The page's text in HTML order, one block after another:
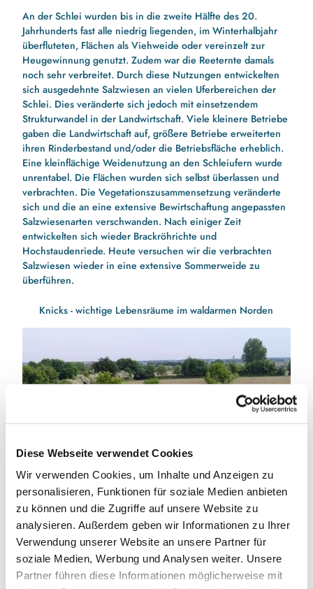
Diese Webseite verwendet Cookies
Wir verwenden Cookies, um Inhalte und Anzeigen zu
personalisieren, Funktionen für soziale Medien anbieten
zu können und die Zugriffe auf unsere Website zu
analysieren. Außerdem geben wir Informationen zu Ihrer
Verwendung unserer Website an unsere Partner für
soziale Medien, Werbung und Analysen weiter. Unsere
Partner führen diese Informationen möglicherweise mit
An der Schlei wurden bis in die zweite Hälfte des 20.
Jahrhunderts fast alle niedrig liegenden, im Winterhalbjahr
überfluteten, Flächen als Viehweide oder vereinzelt zur
Heugewinnung genutzt. Zudem war die Reeternte damals
noch sehr verbreitet. Durch diese Nutzungen entwickelten
sich ausgedehnte Salzwiesen an vielen Uferbereichen der
Schlei. Dies veränderte sich jedoch mit einsetzendem
Strukturwandel in der Landwirtschaft. Viele kleinere Betriebe
gaben die Landwirtschaft auf, größere Betriebe erweiterten
ihren Rinderbestand und/oder die Betriebsfläche erheblich.
Eine kleinflächige Weidenutzung an den Schleiufern wurde
unrentabel. Die Flächen wurden sich selbst überlassen und
verbrachten. Die Vegetationszusammensetzung veränderte
sich und die an eine extensive Bewirtschaftung angepassten
Salzwiesenarten verschwanden. Nach einiger Zeit
entwickelten sich wieder Brackröhrichte und
Hochstaudenriede. Heute versuchen wir die verbrachten
Salzwiesen wieder in eine extensive Sommerweide zu
überführen.
Knicks - wichtige Lebensräume im waldarmen Norden
Knicks (auch Wallhecken genannt) sind wallartige Baum- und
Strauchhecken und prägen vielerorts die Landschaft im
Naturpark Schlei. Bereits vor 200 Jahren von
Menschenhand als Einfriedung und Grenzmarkierung
angelegt, sind sie weit verbreitete, landschaftsprägende
Elemente unserer Kulturlandschaft. Sie bestehen aus einem
ca. 1 m hohen und 2 -3 m breiten Erdwall, der mit Sträuchern